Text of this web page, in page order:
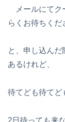
メールにてク
らくお待ちくだ
と、申し込ん
あるけれど、
待てども待てど
2日待っても来